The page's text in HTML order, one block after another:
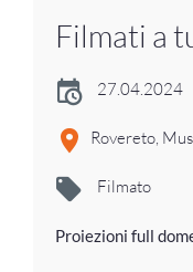
Filmati a
27.04.2024
Rovereto,
Filmato
Proiezioni full